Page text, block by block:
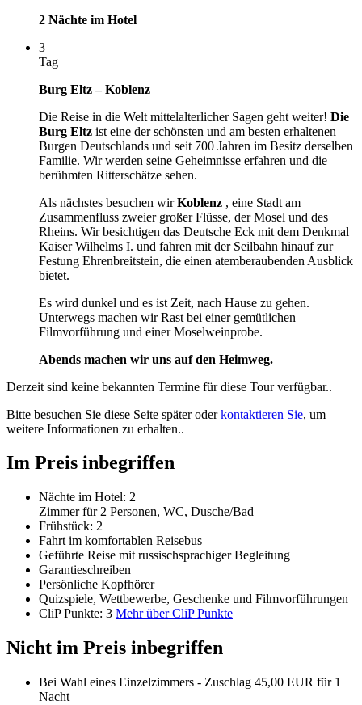
2 Nächte im Hotel
3
Tag
Burg Eltz – Koblenz
Die Reise in die Welt mittelalterlicher Sagen geht weiter! Die
Burg Eltz ist eine der schönsten und am besten erhaltenen
Burgen Deutschlands und seit 700 Jahren im Besitz derselben
Familie. Wir werden seine Geheimnisse erfahren und die
berühmten Ritterschätze sehen.
Als nächstes besuchen wirKoblenz , eine Stadt am
Zusammenfluss zweier großer Flüsse, der Mosel und des
Rheins. Wir besichtigen das Deutsche Eck mit dem Denkmal
Kaiser Wilhelms I. und fahren mit der Seilbahn hinauf zur
Festung Ehrenbreitstein, die einen atemberaubenden Ausblick
bietet.
Es wird dunkel und es ist Zeit, nach Hause zu gehen.
Unterwegs machen wir Rast bei einer gemütlichen
Filmvorführung und einer Moselweinprobe.
Abends machen wir uns auf den Heimweg.
Derzeit sind keine bekannten Termine für diese Tour verfügbar..
Bitte besuchen Sie diese Seite später oderkontaktieren Sie, um
weitere Informationen zu erhalten..
Im Preis inbegriffen
Nächte im Hotel: 2
Zimmer für 2 Personen, WC, Dusche/Bad
Frühstück: 2
Fahrt im komfortablen Reisebus
Geführte Reise mit russischsprachiger Begleitung
Garantieschreiben
Persönliche Kopfhörer
Quizspiele, Wettbewerbe, Geschenke und Filmvorführungen
CliP Punkte: 3 Mehr über CliP Punkte
Nicht im Preis inbegriffen
Bei Wahl eines Einzelzimmers - Zuschlag 45,00 EUR für 1
Nacht